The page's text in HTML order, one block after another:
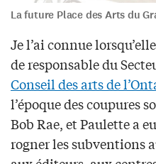
La future Place des Arts du
Je l’ai connue
de responsable du
Conseil des arts de
l’époque des coupures
Bob Rae, et Paulette a
rogner les subventions